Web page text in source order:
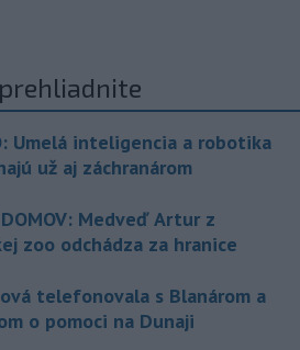
Umelá inteligencia a robotika
už aj záchranárom
DOMOV: Medveď Artur z
zoo odchádza za hranice
telefonovala s Blanárom a
o pomoci na Dunaji